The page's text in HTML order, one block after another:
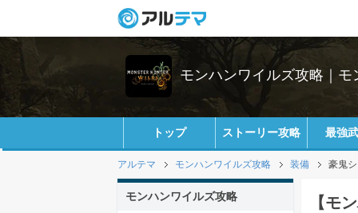
モンハンワイルズ攻略｜
トップ ストーリー攻略 最強
アルテマ モンハンワイルズ攻略 装備 豪鬼
【モ
モンハンワイルズ攻略